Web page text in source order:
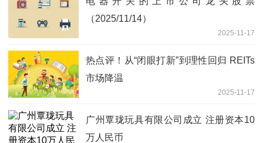
（2025/11/14）
2025-11-17
热点评！从“闭眼打新”到理性回归 REITs
市场降温
2025-11-17
广州覃珑玩具有限公司成立 注册资本10
万人民币